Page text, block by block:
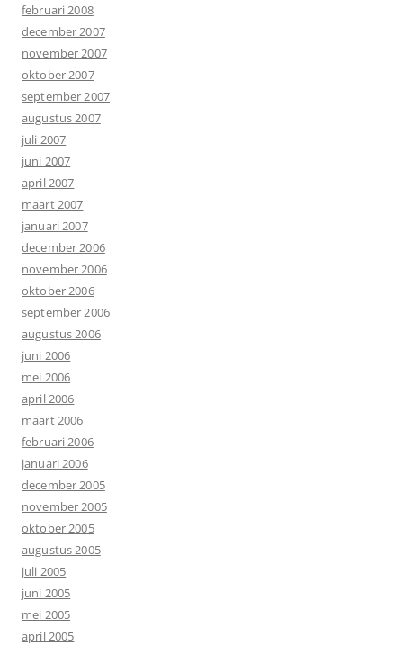
februari 2008
december 2007
november 2007
oktober 2007
september 2007
augustus 2007
juli 2007
juni 2007
april 2007
maart 2007
januari 2007
december 2006
november 2006
oktober 2006
september 2006
augustus 2006
juni 2006
mei 2006
april 2006
maart 2006
februari 2006
januari 2006
december 2005
november 2005
oktober 2005
augustus 2005
juli 2005
juni 2005
mei 2005
april 2005